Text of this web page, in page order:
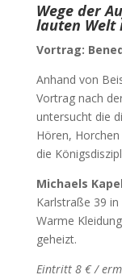
Wege der
lauten Welt
Vortrag:
Anhand von
Vortrag nach
untersucht die
Hören,
die
Michaels
Karlstraße 39
Warme
geheizt.
Eintritt 8 € /